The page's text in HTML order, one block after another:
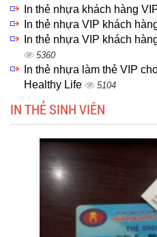
In thẻ nhựa khách hàng
In thẻ nhựa VIP khách
In thẻ nhựa VIP khách
5360
In thẻ nhựa làm thẻ VIP
Healthy Life
5104
IN THẺ SINH VIÊN